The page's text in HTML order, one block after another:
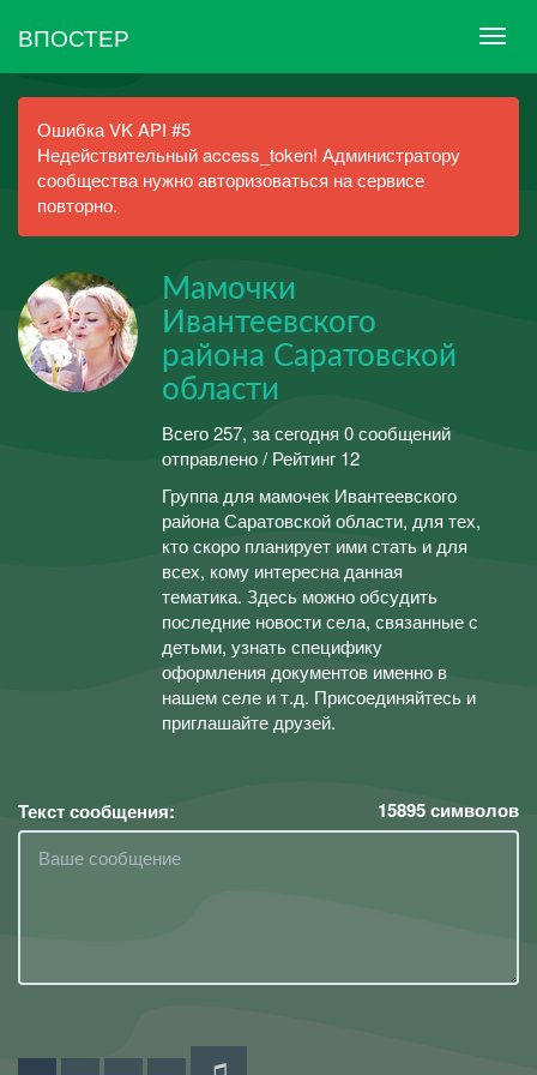
ВПОСТЕР
Ошибка VK API #5
Недействительный access_token! Администратору
сообщества нужно авторизоваться на сервисе
повторно.
Мамочки
Ивантеевского
района Саратовской
области
Всего 257, за сегодня 0 сообщений
отправлено / Рейтинг 12
Группа для мамочек Ивантеевского
района Саратовской области, для тех,
кто скоро планирует ими стать и для
всех, кому интересна данная
тематика. Здесь можно обсудить
последние новости села, связанные с
детьми, узнать специфику
оформления документов именно в
нашем селе и т.д. Присоединяйтесь и
приглашайте друзей.
Текст сообщения: 15895символов